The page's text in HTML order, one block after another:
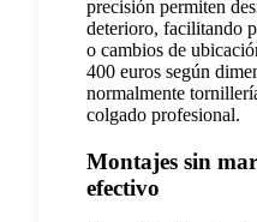
precisión permiten
deterioro, facilitando
o cambios de
400 euros según
normalmente
colgado profesional.
Montajes sin
efectivo